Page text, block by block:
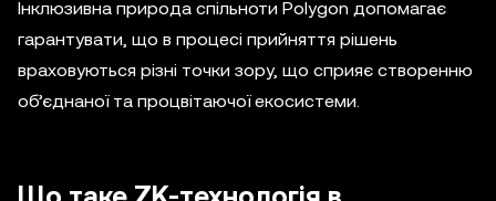
Інклюзивна природа спільноти Polygon допомагає
гарантувати, що в процесі прийняття рішень
враховуються різні точки зору, що сприяє створенню
об’єднаної та процвітаючої екосистеми.